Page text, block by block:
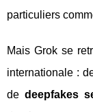
particuliers
Mais Grok se
internationale :
dedeepfakes